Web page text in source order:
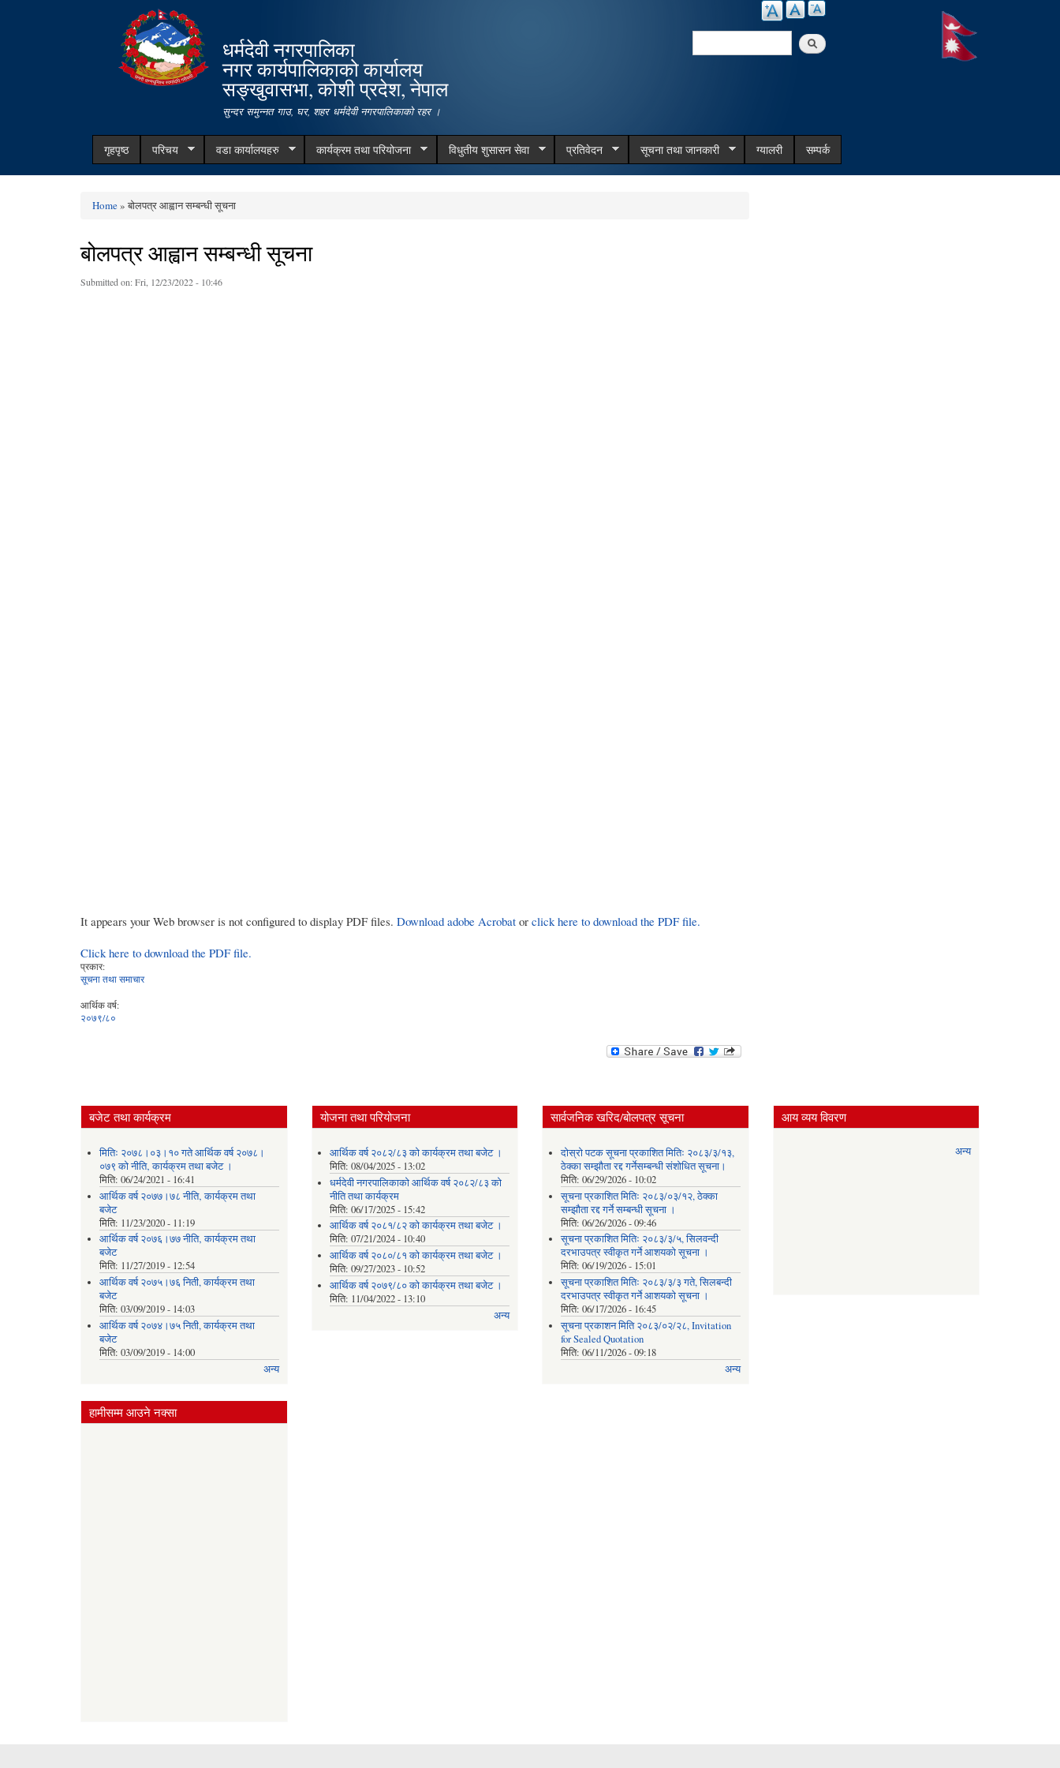
धर्मदेवी नगरपालिका
नगर कार्यपालिकाको कार्यालय
सङ्खुवासभा, कोशी प्रदेश, नेपाल
सुन्दर समुन्नत गाउ, घर, शहर धर्मदेवी नगरपालिकाको रहर ।
Search
गृहपृष्ठ परिचय वडा कार्यालयहरु कार्यक्रम तथा परियोजना विधुतीय शुसासन सेवा प्रतिवेदन सूचना तथा जानकारी ग्यालरी सम्पर्क
You are here
Home» बोलपत्र आह्वान सम्बन्धी सूचना
बोलपत्र आह्वान सम्बन्धी सूचना
Submitted on:Fri, 12/23/2022 - 10:46
It appears your Web browser is not configured to display PDF files. Download adobe Acrobat or click here to download the PDF file.
Click here to download the PDF file.
प्रकार:
सूचना तथा समाचार
आर्थिक वर्ष:
२०७९/८०
बजेट तथा कार्यक्रम
मितिः २०७८।०३।१० गते आर्थिक वर्ष २०७८।
०७९ को नीति‚ कार्यक्रम तथा बजेट ।
मिति: 06/24/2021 - 16:41
आर्थिक वर्ष २०७७।७८ नीति‚ कार्यक्रम तथा
बजेट
मिति: 11/23/2020 - 11:19
आर्थिक वर्ष २०७६।७७ नीति‚ कार्यक्रम तथा
बजेट
मिति: 11/27/2019 - 12:54
आर्थिक वर्ष २०७५।७६ निती, कार्यक्रम तथा
बजेट
मिति: 03/09/2019 - 14:03
आर्थिक वर्ष २०७४।७५ निती, कार्यक्रम तथा
बजेट
मिति: 03/09/2019 - 14:00
अन्य
योजना तथा परियोजना
आर्थिक वर्ष २०८२/८३ को कार्यक्रम तथा बजेट ।
मिति:08/04/2025 - 13:02
धर्मदेवी नगरपालिकाको आर्थिक वर्ष २०८२/८३ को
नीति तथा कार्यक्रम
मिति:06/17/2025 - 15:42
आर्थिक वर्ष २०८१/८२ को कार्यक्रम तथा बजेट ।
मिति:07/21/2024 - 10:40
आर्थिक वर्ष २०८०/८१ को कार्यक्रम तथा बजेट ।
मिति:09/27/2023 - 10:52
आर्थिक वर्ष २०७९/८० को कार्यक्रम तथा बजेट ।
मिति: 11/04/2022 - 13:10
अन्य
सार्वजनिक खरिद/बोलपत्र सूचना
दोस्रो पटक सूचना प्रकाशित मितिः २०८३/३/१३,
ठेक्का सम्झौता रद्द गर्नेसम्बन्धी संशोधित सूचना।
मिति: 06/29/2026 - 10:02
सूचना प्रकाशित मितिः २०८३/०३/१२, ठेक्का
सम्झौता रद्द गर्ने सम्बन्धी सूचना ।
मिति: 06/26/2026 - 09:46
सूचना प्रकाशित मितिः २०८३/३/५, सिलवन्दी
दरभाउपत्र स्वीकृत गर्ने आशयको सूचना ।
मिति: 06/19/2026 - 15:01
सूचना प्रकाशित मितिः २०८३/३/३ गते, सिलबन्दी
दरभाउपत्र स्वीकृत गर्ने आशयको सूचना ।
मिति: 06/17/2026 - 16:45
सूचना प्रकाशन मिति २०८३/०२/२८, Invitation
for Sealed Quotation
मिति: 06/11/2026 - 09:18
अन्य
आय व्यय विवरण
अन्य
हामीसम्म आउने नक्सा